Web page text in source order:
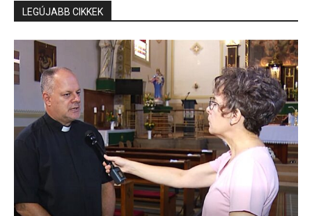
LEGÚJABB CIKKEK